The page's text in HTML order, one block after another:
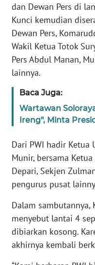
dan Dewan Pers di
Kunci kemudian
Dewan Pers,
Wakil Ketua Totok
Pers Abdul Manan,
lainnya.
Baca Juga:
Wartawan
Ireng", Minta
Dari PWI hadir Ketua
Munir, bersama
Depari, Sekjen
pengurus pusat
Dalam
menyebut lantai 4
dibiarkan kosong.
akhirnya kembali
KONTAK
KAMI
INFO
IKLAN
KAMI
PEDOMAN
SIBER
REDAKSI
DISCLAIMER
Wahana